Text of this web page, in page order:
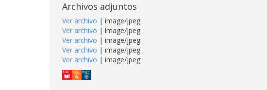
Archivos adjuntos
Ver archivo | image/jpeg
Ver archivo | image/jpeg
Ver archivo | image/jpeg
Ver archivo | image/jpeg
Ver archivo | image/jpeg